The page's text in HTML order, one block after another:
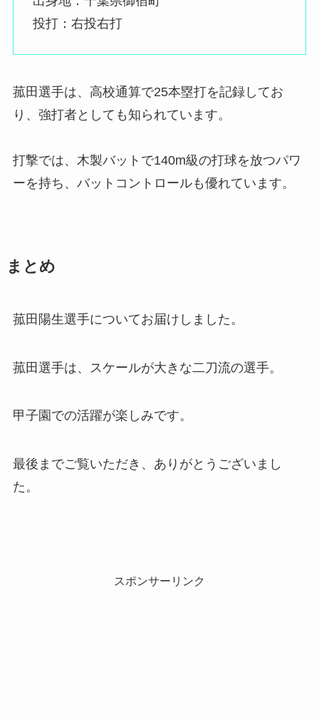
投打：右投右打
菰田選手は、高校通算で25本塁打を記録してお
り、強打者としても知られています。
打撃では、木製バットで140m級の打球を放つパワ
ーを持ち、バットコントロールも優れています。
まとめ
菰田陽生選手についてお届けしました。
菰田選手は、スケールが大きな二刀流の選手。
甲子園での活躍が楽しみです。
最後までご覧いただき、ありがとうございまし
た。
スポンサーリンク